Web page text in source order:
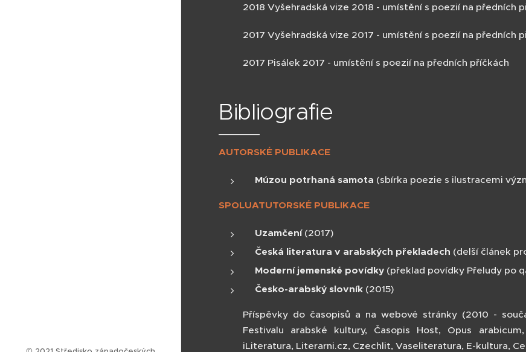
2018 Vyšehradská vize 2018 - umístění s poezií na předních
2017 Vyšehradská vize 2017 - umístění s poezií na předních
2017 Pisálek 2017 - umístění s poezií na předních příčkách
Bibliografie
AUTORSKÉ PUBLIKACE
Múzou potrhaná samota (sbírka poezie s ilustracemi
SPOLUATUTORSKÉ PUBLIKACE
Uzamčení(2017)
Česká literatura v arabských překladech (delší článek
Moderní jemenské povídky (překlad povídky Přeludy po
Česko-arabský slovník (2015)
Příspěvky do časopisů a na webové stránky (2010 -
Festivalu arabské kultury, Časopis Host, Opus
iLiteratura, Literarni.cz, Czechlit, Vaseliteratura, E-kultura,